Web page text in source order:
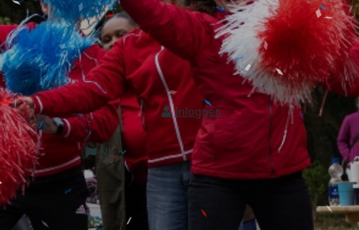
Inloggen
NL